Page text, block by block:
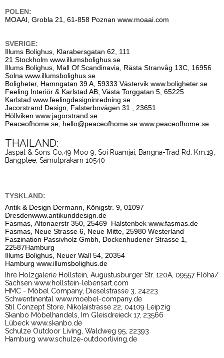
POLEN:
MOAAI, Grobla 21, 61-858 Poznan www.moaai.com
SVERIGE:
Illums Bolighus, Klarabersgatan 62, 111
21 Stockholm www.illumsbolighus.se
Illums Bolighus, Mall Of Scandinavia, Rästa Stranvåg 13C, 16956
Solna www.illumsbolighus.se
Boligheter, Hamngatan 39 A, 59333 Västervik www.boligheter.se
Feeling Interiör & Karlstad AB, Västa Torggatan 5, 65225
Karlstad www.feelingdesigninredning.se
Jacorstrand Design, Falsterbovägen 31 , 23651
Höllviken www.jagorstrand.se
Peaceofhome.se, hello@peaceofhome.se www.peaceofhome.se
THAILAND:
Jaspal & Sons Co,49 Moo 9, Soi Ruamjai, Bangna-Trad Rd. Km.19,
Bangplee, Samutprakarn 10540
TYSKLAND:
Antik & Design Dermann, Königstr. 9, 01097
Dresdenwww.antikunddesign.de
Fasmas, Altonaerstr 350, 25469 Halstenbek www.fasmas.de
Fasmas, Neue Strasse 6, Neue Mitte, 25980 Westerland
Faszination Passivholz Gmbh, Dockenhudener Strasse 1,
22587Hamburg
Illums Bolighus, Neuer Wall 54, 20354
Hamburg www.illumsbolighus.de
Ihre Holzgalerie Hollstein, Augustusburger Str. 120A, 09557 Flöha/
Sachsen www.hollstein-lebensart.com
HMC - Möbel Company, Dieselstrasse 3, 24223
Schwentinental www.moebel-company.de
Stil Conzept Store, Nikolaistrasse 22, 04109 Leipzig
Skanbo Möbelhandels, Im Gleisdreieck 17, 23566
Lübeck www.skanbo.de
Schulze Outdoor Living, Waldweg 95, 22393
Hamburg www.schulze-outdoorliving.de